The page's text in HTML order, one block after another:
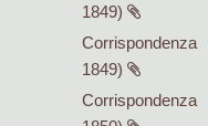
1849)
Corrispondenza
1849)
Corrispondenza